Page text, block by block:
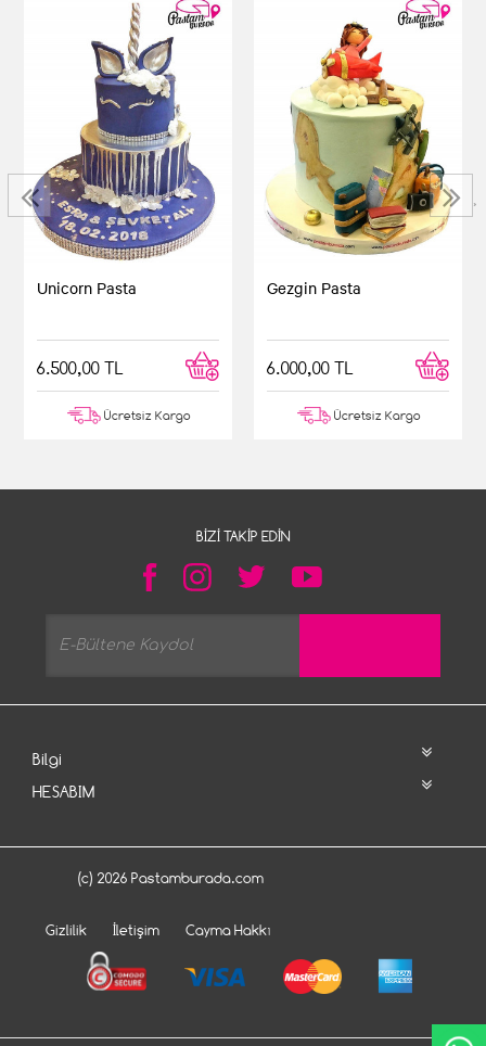
Unicorn Pasta
6.500,00 TL
Ücretsiz Kargo
Gezgin Pasta
6.000,00 TL
Ücretsiz Kargo
‹ ›
BIZI TAKIP EDIN
Bilgi
HESABIM
(c) 2026 Pastamburada.com
Gizlilik İletişim Cayma Hakkı